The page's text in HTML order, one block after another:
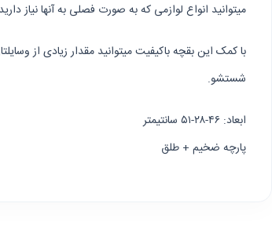
میتوانید انواع لوازمی که به صورت فصلی به آنها نیاز
با کمک این بقچه باکیفیت میتوانید مقدار زیادی از
شستشو.
ابعاد: ۴۶-۲۸-۵۱ سانتیمتر
پارچه ضخیم + طلق